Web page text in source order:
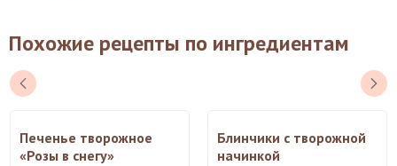
Похожие рецепты по ингредиентам
Печенье творожное
«Розы в снегу»
Блинчики с творожной
начинкой